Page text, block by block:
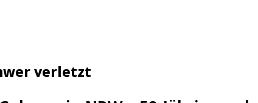
verletzt